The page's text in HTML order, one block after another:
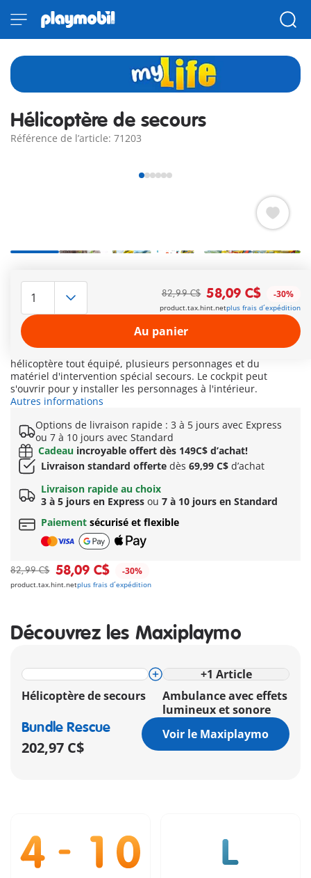
Hélicoptère de secours
Référence de l’article: 71203
toujours compter sur l'équipe de secouriste en hélicoptère !
Habitués et rôdés aux interventions périlleuses, ils ne
reculent devant aucun danger pour venir au secours des
randonneurs blessés ou autres sportifs perdus dans les
hauteurs. A bord de leur hélicoptère d'intervention, ils
bravent la menace des colline et reliefs. Ce set comprend un
hélicoptère tout équipé, plusieurs personnages et du
matériel d'intervention spécial secours. Le cockpit peut
s'ouvrir pour y installer les personnages à l'intérieur.
Autres informations
Options de livraison rapide : 3 à 5 jours avec Express
ou 7 à 10 jours avec Standard
Cadeau incroyable offert dès 149C$ d’achat!
Livraison standard offerte dès 69,99 C$ d’achat
Livraison rapide au choix
3 à 5 jours en Express ou 7 à 10 jours en Standard
Paiement sécurisé et flexible
82,99 C$ 58,09 C$ -30%
product.tax.hint.netplus frais d´expédition
82,99 C$ 58,09 C$ -30%
product.tax.hint.netplus frais d´expédition
Au panier
Découvrez les Maxiplaymo
Hélicoptère de secours
+1 Article
Ambulance avec effets
lumineux et sonore
Bundle Rescue
202,97 C$
Voir le Maxiplaymo